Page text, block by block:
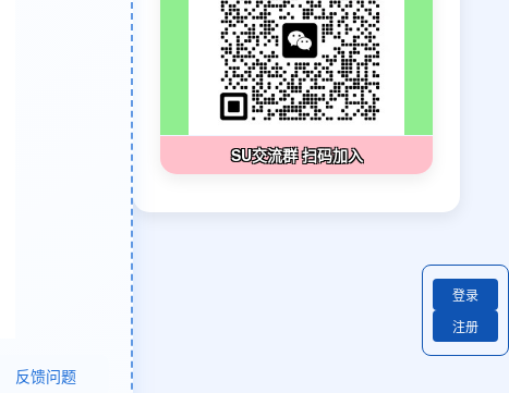
反馈问题
SU交流群 扫码加入
登录
注册